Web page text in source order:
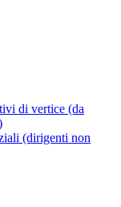
di vertice (da
(dirigenti non